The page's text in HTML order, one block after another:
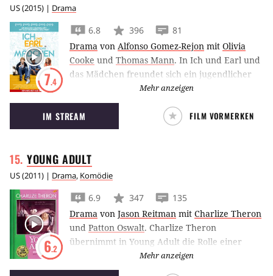
US(2015) | Drama
7.4
6.8 396
81
Drama von Alfonso Gomez-Rejon mit Olivia
Cooke und Thomas Mann. In Ich und Earl und
das Mädchen freundet sich ein jugendlicher
Amateur-Filmemacher mit seiner
krebskranken Klassenkameradin an.
Mehr anzeigen
IM STREAM FILM VORMERKEN
YOUNGADULT
US(2011) | Drama, Komödie
6.2
6.9 347
135
Drama von Jason Reitman mit Charlize Theron
und Patton Oswalt. Charlize Theron
übernimmt in Young Adult die Rolle einer
schlecht gelaunten Autorin, die Probleme
damit, hat Probleme zu haben.
Mehr anzeigen